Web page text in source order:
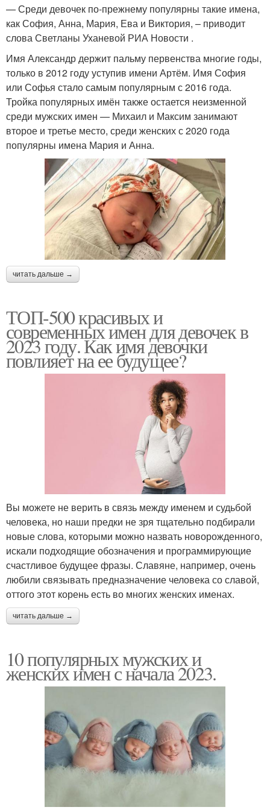
— Среди девочек по-прежнему популярны такие имена,
как София, Анна, Мария, Ева и Виктория, – приводит
слова Светланы Уханевой РИА Новости .
Имя Александр держит пальму первенства многие годы,
только в 2012 году уступив имени Артём. Имя София
или Софья стало самым популярным с 2016 года.
Тройка популярных имён также остается неизменной
среди мужских имен — Михаил и Максим занимают
второе и третье место, среди женских с 2020 года
популярны имена Мария и Анна.
читать дальше →
ТОП-500 красивых и
современных имен для девочек в
2023 году. Как имя девочки
повлияет на ее будущее?
Вы можете не верить в связь между именем и судьбой
человека, но наши предки не зря тщательно подбирали
новые слова, которыми можно назвать новорожденного,
искали подходящие обозначения и программирующие
счастливое будущее фразы. Славяне, например, очень
любили связывать предназначение человека со славой,
оттого этот корень есть во многих женских именах.
читать дальше →
10 популярных мужских и
женских имен с начала 2023.